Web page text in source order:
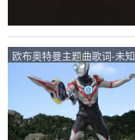
欧布奥特曼主题曲歌词-未知